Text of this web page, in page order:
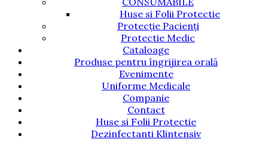
Huse si Folii Protectie
Protecție Pacienți
Protectie Medic
Cataloage
Produse pentru îngrijirea orală
Evenimente
Uniforme Medicale
Companie
Contact
Huse si Folii Protectie
Dezinfectanti Klintensiv